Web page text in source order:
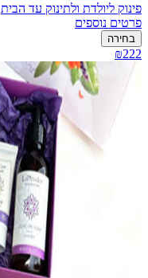
פינוק ליולדת ולתינוק עד הבית
פרטים נוספים
בחירה
₪222